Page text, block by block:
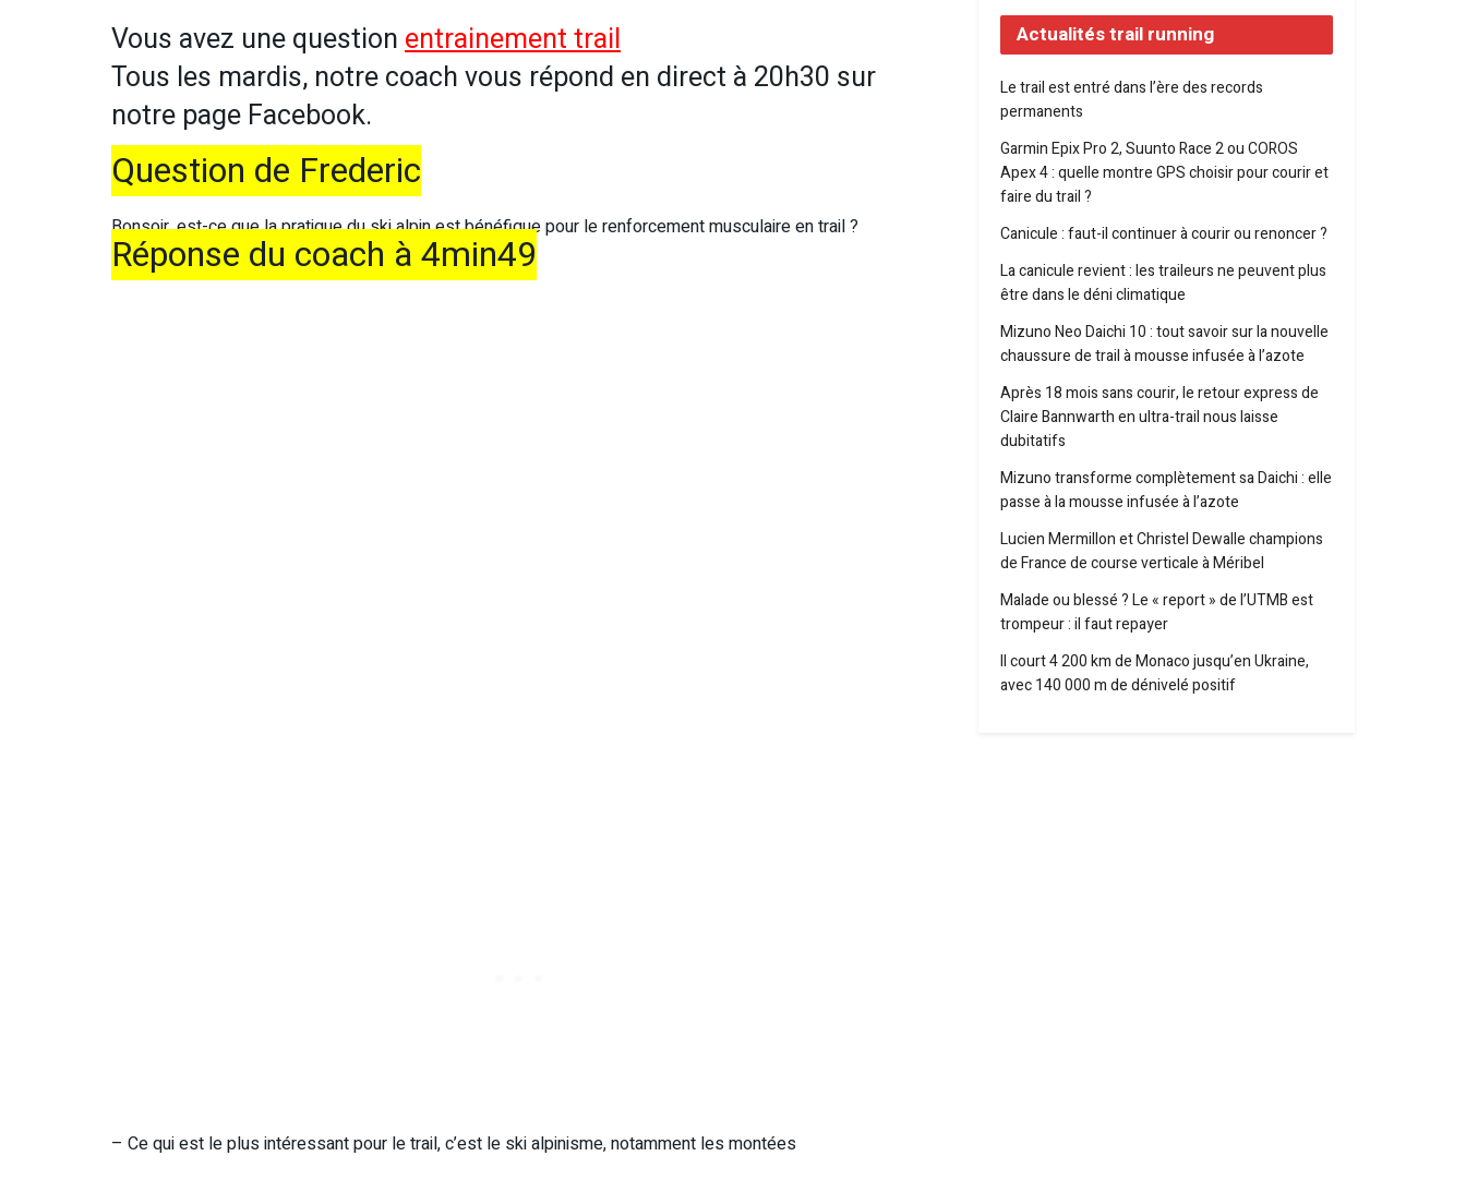
Vous avez une questionentrainement trail
Tous les mardis, notre coach vous répond en direct à 20h30 sur
notre page Facebook.
Question de Frederic
Bonsoir, est-ce que la pratique du ski alpin est bénéfique pour le renforcement musculaire en trail ?
Réponse du coach à 4min49
– Ce qui est le plus intéressant pour le trail, c’est le ski alpinisme, notamment les montées
Actualités trail running
Le trail est entré dans l’ère des records
permanents
Garmin Epix Pro 2, Suunto Race 2 ou COROS
Apex 4 : quelle montre GPS choisir pour courir et
faire du trail ?
Canicule : faut-il continuer à courir ou renoncer ?
La canicule revient : les traileurs ne peuvent plus
être dans le déni climatique
Mizuno Neo Daichi 10 : tout savoir sur la nouvelle
chaussure de trail à mousse infusée à l’azote
Après 18 mois sans courir, le retour express de
Claire Bannwarth en ultra-trail nous laisse
dubitatifs
Mizuno transforme complètement sa Daichi : elle
passe à la mousse infusée à l’azote
Lucien Mermillon et Christel Dewalle champions
de France de course verticale à Méribel
Malade ou blessé ? Le « report » de l’UTMB est
trompeur : il faut repayer
Il court 4 200 km de Monaco jusqu’en Ukraine,
avec 140 000 m de dénivelé positif